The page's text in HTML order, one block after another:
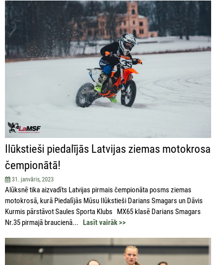
Ilūkstieši piedalījās Latvijas ziemas motokrosa
čempionātā!
31. janvāris, 2023
Alūksnē tika aizvadīts Latvijas pirmais čempionāta posms ziemas
motokrosā, kurā Piedalījās Mūsu Ilūkstieši Darians Smagars un Dāvis
Kurmis pārstāvot Saules Sporta Klubs MX65 klasē Darians Smagars
Nr.35 pirmajā braucienā... Lasīt vairāk >>